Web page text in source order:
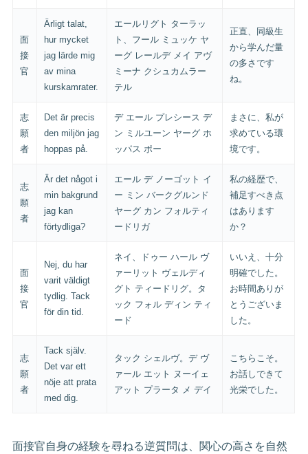
面
接
官
Ärligt talat,
hur mycket
jag lärde mig
av mina
kurskamrater.
エールリグト ターラッ
ト、フール ミュッケ ヤ
ーグ レールデ メイ アヴ
ミーナ クシュカムラー
テル
正直、同級生
から学んだ量
の多さです
ね。
志
願
者
Det är precis
den miljön jag
hoppas på.
デ エール プレシース デ
ン ミルユーン ヤーグ ホ
ッパス ポー
まさに、私が
求めている環
境です。
志
願
者
Är det något i
min bakgrund
jag kan
förtydliga?
エール デ ノーゴット イ
ー ミン バークグルンド
ヤーグ カン フォルティ
ードリガ
私の経歴で、
補足すべき点
はあります
か？
面
接
官
Nej, du har
varit väldigt
tydlig. Tack
för din tid.
ネイ、ドゥー ハール ヴ
ァーリット ヴェルディ
グト ティードリグ。タ
ック フォル ディン ティ
ード
いいえ、十分
明確でした。
お時間ありが
とうございま
した。
志
願
者
Tack själv.
Det var ett
nöje att prata
med dig.
タック シェルヴ。デ ヴ
ァール エット ヌーイェ
アット プラータ メ デイ
こちらこそ。
お話しできて
光栄でした。
面接官自身の経験を尋ねる逆質問は、関心の高さを自然